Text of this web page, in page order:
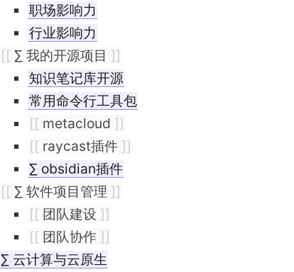
职场影响力
行业影响力
[[ ∑ 我的开源项目 ]]
知识笔记库开源
常用命令行工具包
[[ metacloud ]]
[[ raycast插件 ]]
∑ obsidian插件
[[ ∑ 软件项目管理 ]]
[[ 团队建设 ]]
[[ 团队协作 ]]
∑ 云计算与云原生